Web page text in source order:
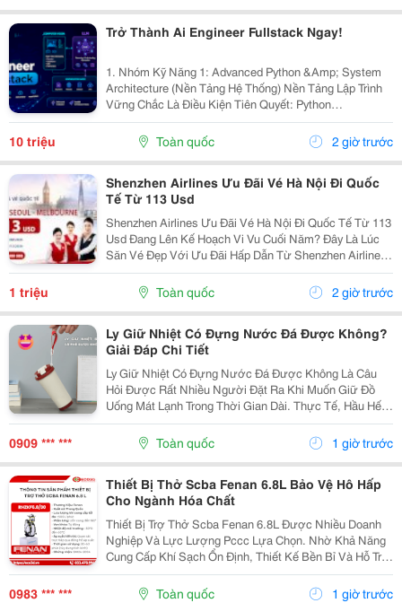
Trở Thành Ai Engineer Fullstack Ngay!
1. Nhóm Kỹ Năng 1: Advanced Python &Amp; System
Architecture (Nền Tảng Hệ Thống) Nền Tảng Lập Trình
Vững Chắc Là Điều Kiện Tiên Quyết: Python
Asynchronous: Thành Thạo Asyncio, Httpx Để Xử Lý
Hàng Nghìn Kết Nối Bất Đồng Bộ Tới Các Api Ai. ...
10 triệu Toàn quốc 2 giờ trước
Shenzhen Airlines Ưu Đãi Vé Hà Nội Đi Quốc
Tế Từ 113 Usd
Shenzhen Airlines Ưu Đãi Vé Hà Nội Đi Quốc Tế Từ 113
Usd Đang Lên Kế Hoạch Vi Vu Cuối Năm? Đây Là Lúc
Săn Vé Đẹp Với Ưu Đãi Hấp Dẫn Từ Shenzhen Airlines!
Hành Khách Khởi Hành Từ Hà Nội Có Thể Bay Đến
Những Điểm Đến Nổi Bật Như London, Seoul Và...
1 triệu Toàn quốc 2 giờ trước
Ly Giữ Nhiệt Có Đựng Nước Đá Được Không?
Giải Đáp Chi Tiết
Ly Giữ Nhiệt Có Đựng Nước Đá Được Không Là Câu
Hỏi Được Rất Nhiều Người Đặt Ra Khi Muốn Giữ Đồ
Uống Mát Lạnh Trong Thời Gian Dài. Thực Tế, Hầu Hết
Các Dòng Ly Giữ Nhiệt Hiện Nay Đều Có Thể Đựng
Nước Đá Rất Tốt Nếu Được Sử Dụng Đúng Cách. Hãy
Cùng...
0909 *** *** Toàn quốc 1 giờ trước
Thiết Bị Thở Scba Fenan 6.8L Bảo Vệ Hô Hấp
Cho Ngành Hóa Chất
Thiết Bị Trợ Thở Scba Fenan 6.8L Được Nhiều Doanh
Nghiệp Và Lực Lượng Pccc Lựa Chọn. Nhờ Khả Năng
Cung Cấp Khí Sạch Ổn Định, Thiết Kế Bền Bỉ Và Hỗ Trợ
Bảo Vệ Hô Hấp Hiệu Quả Trong Môi Trường Có Khói Độc
Hoặc Thiếu Oxy. Đặc Điểm Nổi Bật Thiết Bị...
0983 *** *** Toàn quốc 1 giờ trước